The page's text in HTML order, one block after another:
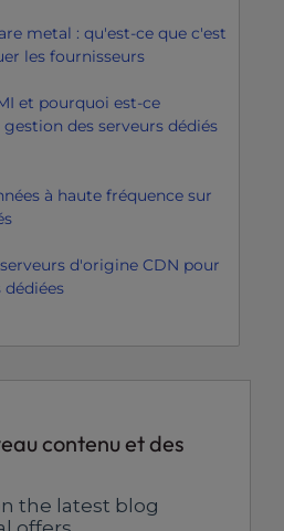
metal : qu'est-ce que c'est
les fournisseurs
et pourquoi est-ce
des serveurs dédiés
à haute fréquence sur
d'origine CDN pour
contenu et des